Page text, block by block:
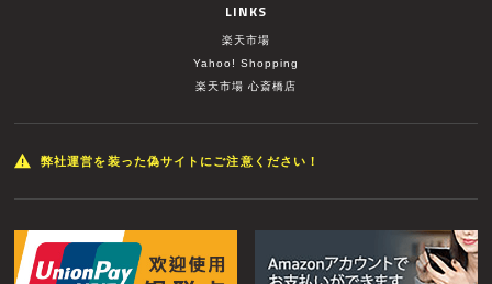
LINKS
楽天市場
Yahoo! Shopping
楽天市場 心斎橋店
弊社運営を装った偽サイトにご注意ください！